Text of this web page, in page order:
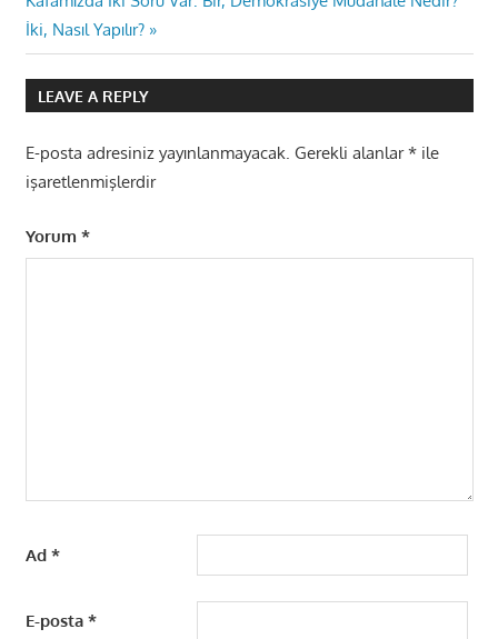
gezinmesi
Post:
İki, Nasıl Yapılır?
LEAVE A REPLY
E-posta adresiniz yayınlanmayacak. Gerekli alanlar*ile
işaretlenmişlerdir
Yorum *
Ad *
E-posta *